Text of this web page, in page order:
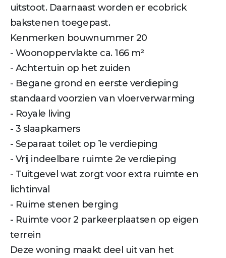
uitstoot. Daarnaast worden er ecobrick
bakstenen toegepast.
Kenmerken bouwnummer 20
- Woonoppervlakte ca. 166 m²
- Achtertuin op het zuiden
- Begane grond en eerste verdieping
standaard voorzien van vloerverwarming
- Royale living
- 3 slaapkamers
- Separaat toilet op 1e verdieping
- Vrij indeelbare ruimte 2e verdieping
- Tuitgevel wat zorgt voor extra ruimte en
lichtinval
- Ruime stenen berging
- Ruimte voor 2 parkeerplaatsen op eigen
terrein
Deze woning maakt deel uit van het